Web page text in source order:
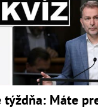
týždňa: Máte